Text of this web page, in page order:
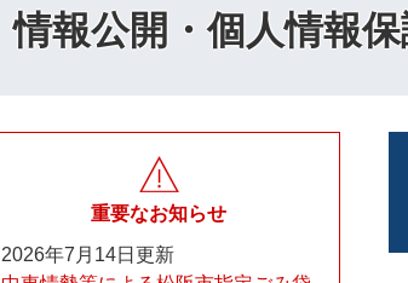
情報公開・個人情報
重要なお知らせ
2026年7月14日更新